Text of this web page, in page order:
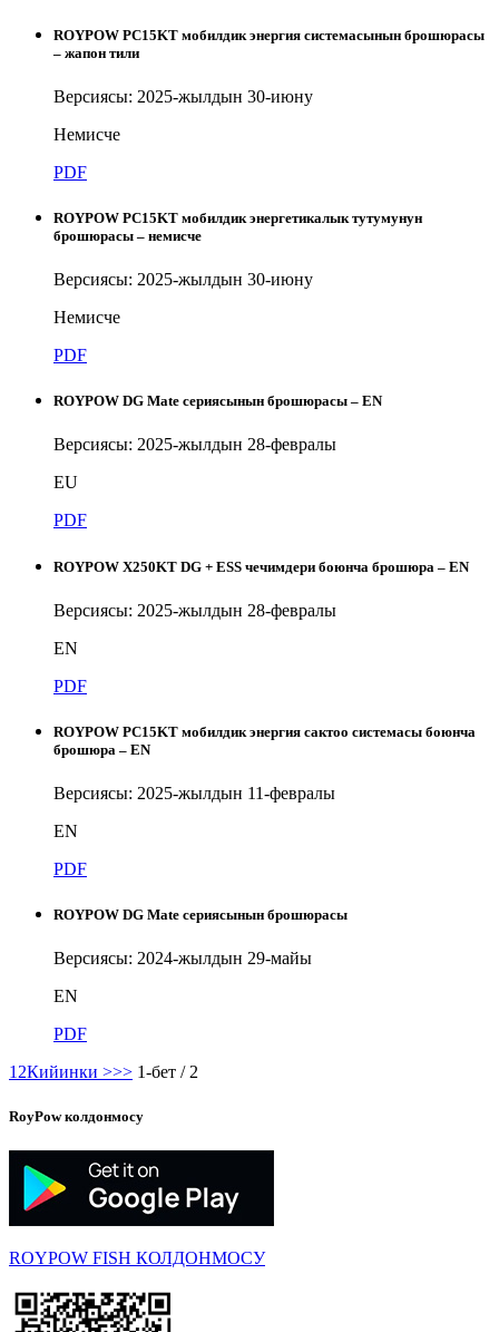
ROYPOW PC15KT мобилдик энергия системасынын брошюрасы
– жапон тили
Версиясы: 2025-жылдын 30-июну
Немисче
PDF
ROYPOW PC15KT мобилдик энергетикалык тутумунун
брошюрасы – немисче
Версиясы: 2025-жылдын 30-июну
Немисче
PDF
ROYPOW DG Mate сериясынын брошюрасы – EN
Версиясы: 2025-жылдын 28-февралы
EU
PDF
ROYPOW X250KT DG + ESS чечимдери боюнча брошюра – EN
Версиясы: 2025-жылдын 28-февралы
EN
PDF
ROYPOW PC15KT мобилдик энергия сактоо системасы боюнча
брошюра – EN
Версиясы: 2025-жылдын 11-февралы
EN
PDF
ROYPOW DG Mate сериясынын брошюрасы
Версиясы: 2024-жылдын 29-майы
EN
PDF
12Кийинки >>> 1-бет / 2
RoyPow колдонмосу
ROYPOW FISH КОЛДОНМОСУ